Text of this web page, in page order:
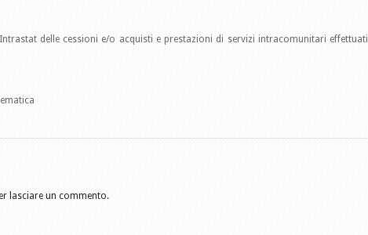
Intrastat delle cessioni e/o acquisti e prestazioni di servizi intracomunitari effettuati
lasciare un commento.